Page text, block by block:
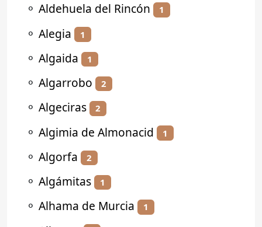
⚬ Aldehuela del Rincón 1
⚬ Alegia 1
⚬ Algaida 1
⚬ Algarrobo 2
⚬ Algeciras 2
⚬ Algimia de Almonacid 1
⚬ Algorfa 2
⚬ Algámitas 1
⚬ Alhama de Murcia 1